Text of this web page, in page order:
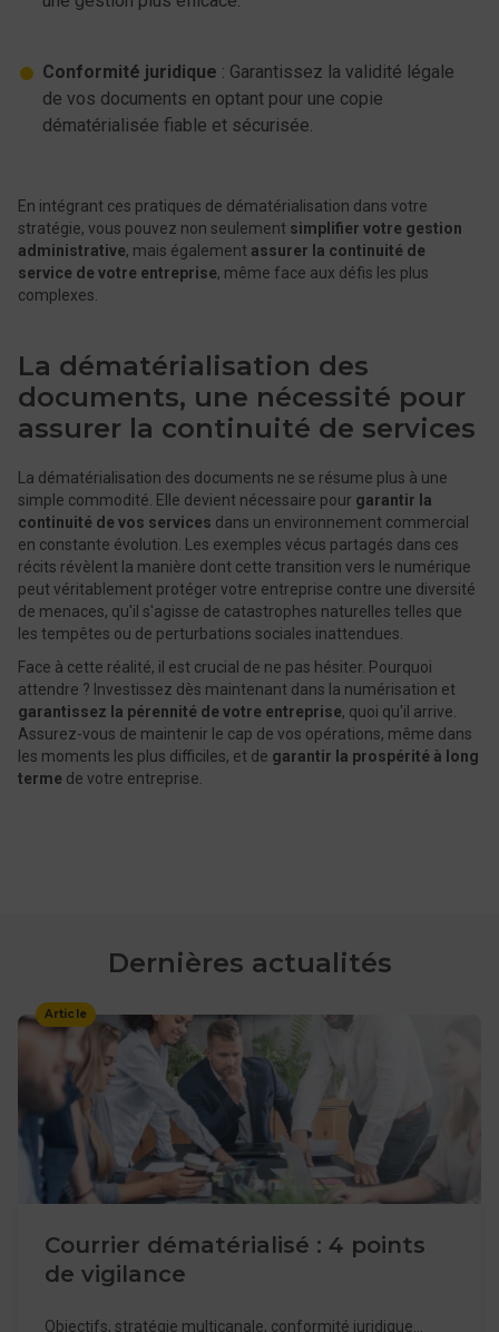
Conformité juridique : Garantissez la validité légale
de vos documents en optant pour une copie
dématérialisée fiable et sécurisée.
En intégrant ces pratiques de dématérialisation dans votre
stratégie, vous pouvez non seulement simplifier votre gestion
administrative, mais également assurer la continuité de
service de votre entreprise, même face aux défis les plus
complexes.
La dématérialisation des
documents, une nécessité pour
assurer la continuité de services
La dématérialisation des documents ne se résume plus à une
simple commodité. Elle devient nécessaire pour garantir la
continuité de vos services dans un environnement commercial
en constante évolution. Les exemples vécus partagés dans ces
récits révèlent la manière dont cette transition vers le numérique
peut véritablement protéger votre entreprise contre une diversité
de menaces, qu'il s'agisse de catastrophes naturelles telles que
les tempêtes ou de perturbations sociales inattendues.
Face à cette réalité, il est crucial de ne pas hésiter. Pourquoi
attendre ? Investissez dès maintenant dans la numérisation et
garantissez la pérennité de votre entreprise, quoi qu'il arrive.
Assurez-vous de maintenir le cap de vos opérations, même dans
les moments les plus difficiles, et de garantir la prospérité à long
terme de votre entreprise.
Dernières actualités
Article
Courrier dématérialisé : 4 points
de vigilance
Objectifs, stratégie multicanale, conformité juridique…